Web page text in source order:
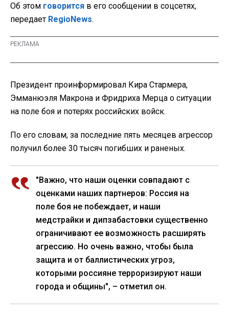
Об этом говорится в его сообщении в соцсетях,
передает RegioNews.
Президент проинформировал Кира Стармера,
Эмманюэля Макрона и Фридриха Мерца о ситуации
на поле боя и потерях российских войск.
По его словам, за последние пять месяцев агрессор
получил более 30 тысяч погибших и раненых.
"Важно, что наши оценки совпадают с
оценками наших партнеров: Россия на
поле боя не побеждает, и наши
медстрайки и дипзабастовки существенно
ограничивают ее возможность расширять
агрессию. Но очень важно, чтобы была
защита и от баллистических угроз,
которыми россияне терроризируют наши
города и общины", – отметил он.